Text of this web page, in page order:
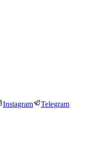
Instagram Telegram